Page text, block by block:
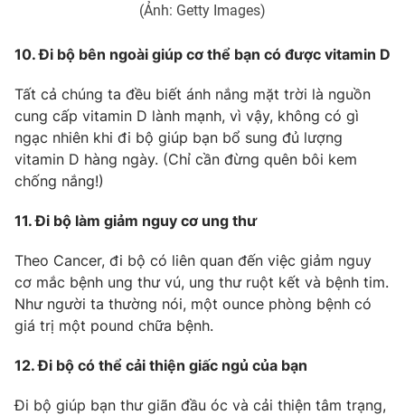
(Ảnh: Getty Images)
10. Đi bộ bên ngoài giúp cơ thể bạn có được vitamin D
Tất cả chúng ta đều biết ánh nắng mặt trời là nguồn
cung cấp vitamin D lành mạnh, vì vậy, không có gì
ngạc nhiên khi đi bộ giúp bạn bổ sung đủ lượng
vitamin D hàng ngày. (Chỉ cần đừng quên bôi kem
chống nắng!)
11. Đi bộ làm giảm nguy cơ ung thư
Theo Cancer, đi bộ có liên quan đến việc giảm nguy
cơ mắc bệnh ung thư vú, ung thư ruột kết và bệnh tim.
Như người ta thường nói, một ounce phòng bệnh có
giá trị một pound chữa bệnh.
12. Đi bộ có thể cải thiện giấc ngủ của bạn
Đi bộ giúp bạn thư giãn đầu óc và cải thiện tâm trạng,